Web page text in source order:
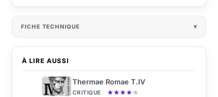
À LIRE AUSSI
Thermae Romae T.IV
CRITIQUE
FICHE TECHNIQUE